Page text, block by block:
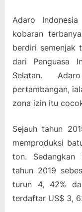
Adaro
kobaran
berdiri semenjak
dari Penguasa
Selatan.
pertambangan,
zona izin itu
Sejauh tahun
memproduksi
ton. Sedangkan
tahun 2019
turun 4, 42%
terdaftar US$ 3,